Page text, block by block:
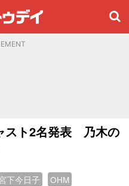
スト2名発表 乃木の
下今日子 OHM